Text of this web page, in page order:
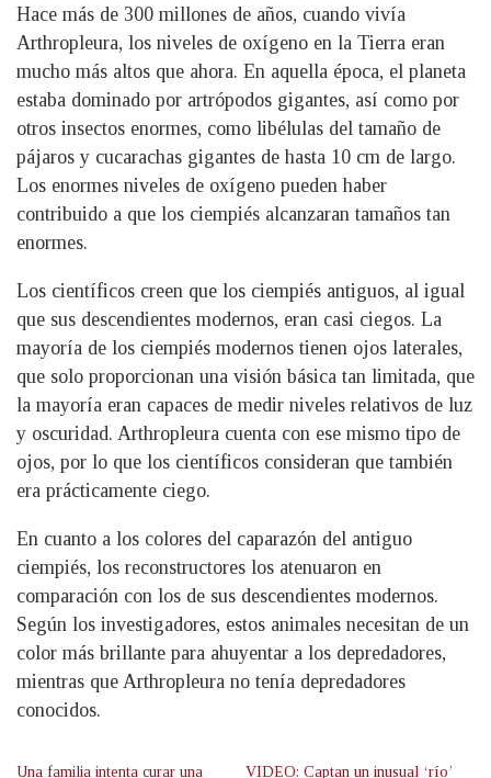
Hace más de 300 millones de años, cuando vivía
Arthropleura, los niveles de oxígeno en la Tierra eran
mucho más altos que ahora. En aquella época, el planeta
estaba dominado por artrópodos gigantes, así como por
otros insectos enormes, como libélulas del tamaño de
pájaros y cucarachas gigantes de hasta 10 cm de largo.
Los enormes niveles de oxígeno pueden haber
contribuido a que los ciempiés alcanzaran tamaños tan
enormes.
Los científicos creen que los ciempiés antiguos, al igual
que sus descendientes modernos, eran casi ciegos. La
mayoría de los ciempiés modernos tienen ojos laterales,
que solo proporcionan una visión básica tan limitada, que
la mayoría eran capaces de medir niveles relativos de luz
y oscuridad. Arthropleura cuenta con ese mismo tipo de
ojos, por lo que los científicos consideran que también
era prácticamente ciego.
En cuanto a los colores del caparazón del antiguo
ciempiés, los reconstructores los atenuaron en
comparación con los de sus descendientes modernos.
Según los investigadores, estos animales necesitan de un
color más brillante para ahuyentar a los depredadores,
mientras que Arthropleura no tenía depredadores
conocidos.
Una familia intenta curar una VIDEO: Captan un inusual ‘río’